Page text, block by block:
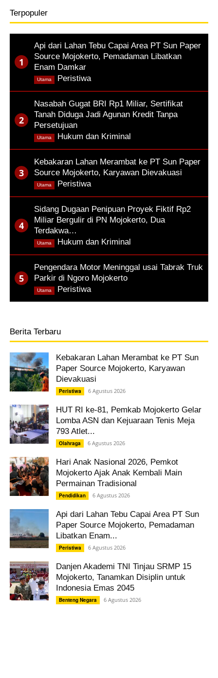
Terpopuler
Api dari Lahan Tebu Capai Area PT Sun Paper
Source Mojokerto, Pemadaman Libatkan
Enam Damkar
Peristiwa
Utama
Nasabah Gugat BRI Rp1 Miliar, Sertifikat
Tanah Diduga Jadi Agunan Kredit Tanpa
Persetujuan
Hukum dan Kriminal
Utama
Kebakaran Lahan Merambat ke PT Sun Paper
Source Mojokerto, Karyawan Dievakuasi
Peristiwa
Utama
Sidang Dugaan Penipuan Proyek Fiktif Rp2
Miliar Bergulir di PN Mojokerto, Dua
Terdakwa…
Hukum dan Kriminal
Utama
Pengendara Motor Meninggal usai Tabrak Truk
Parkir di Ngoro Mojokerto
Peristiwa
Utama
Berita Terbaru
Kebakaran Lahan Merambat ke PT Sun
Paper Source Mojokerto, Karyawan
Dievakuasi
Peristiwa 6 Agustus 2026
HUT RI ke-81, Pemkab Mojokerto Gelar
Lomba ASN dan Kejuaraan Tenis Meja
793 Atlet...
Olahraga 6 Agustus 2026
Hari Anak Nasional 2026, Pemkot
Mojokerto Ajak Anak Kembali Main
Permainan Tradisional
Pendidikan 6 Agustus 2026
Api dari Lahan Tebu Capai Area PT Sun
Paper Source Mojokerto, Pemadaman
Libatkan Enam...
Peristiwa 6 Agustus 2026
Danjen Akademi TNI Tinjau SRMP 15
Mojokerto, Tanamkan Disiplin untuk
Indonesia Emas 2045
Benteng Negara 6 Agustus 2026